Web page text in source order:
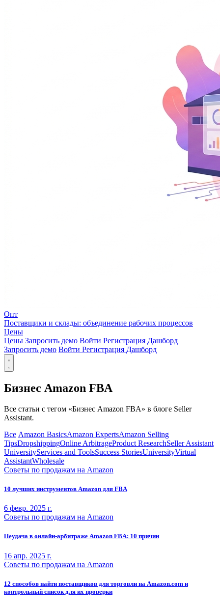
Опт
Поставщики и склады: объединение рабочих процессов
Цены
Цены Запросить демо Войти Регистрация Дашборд
Запросить демо Войти Регистрация Дашборд
Бизнес Amazon FBA
Все статьи с тегом «Бизнес Amazon FBA» в блоге Seller
Assistant.
Все Amazon BasicsAmazon ExpertsAmazon Selling
TipsDropshippingOnline ArbitrageProduct ResearchSeller Assistant
UniversityServices and ToolsSuccess StoriesUniversityVirtual
AssistantWholesale
Советы по продажам на Amazon
10 лучших инструментов Amazon для FBA
6 февр. 2025 г.
Советы по продажам на Amazon
Неудача в онлайн-арбитраже Amazon FBA: 10 причин
16 апр. 2025 г.
Советы по продажам на Amazon
12 способов найти поставщиков для торговли на Amazon.com и
контрольный список для их проверки